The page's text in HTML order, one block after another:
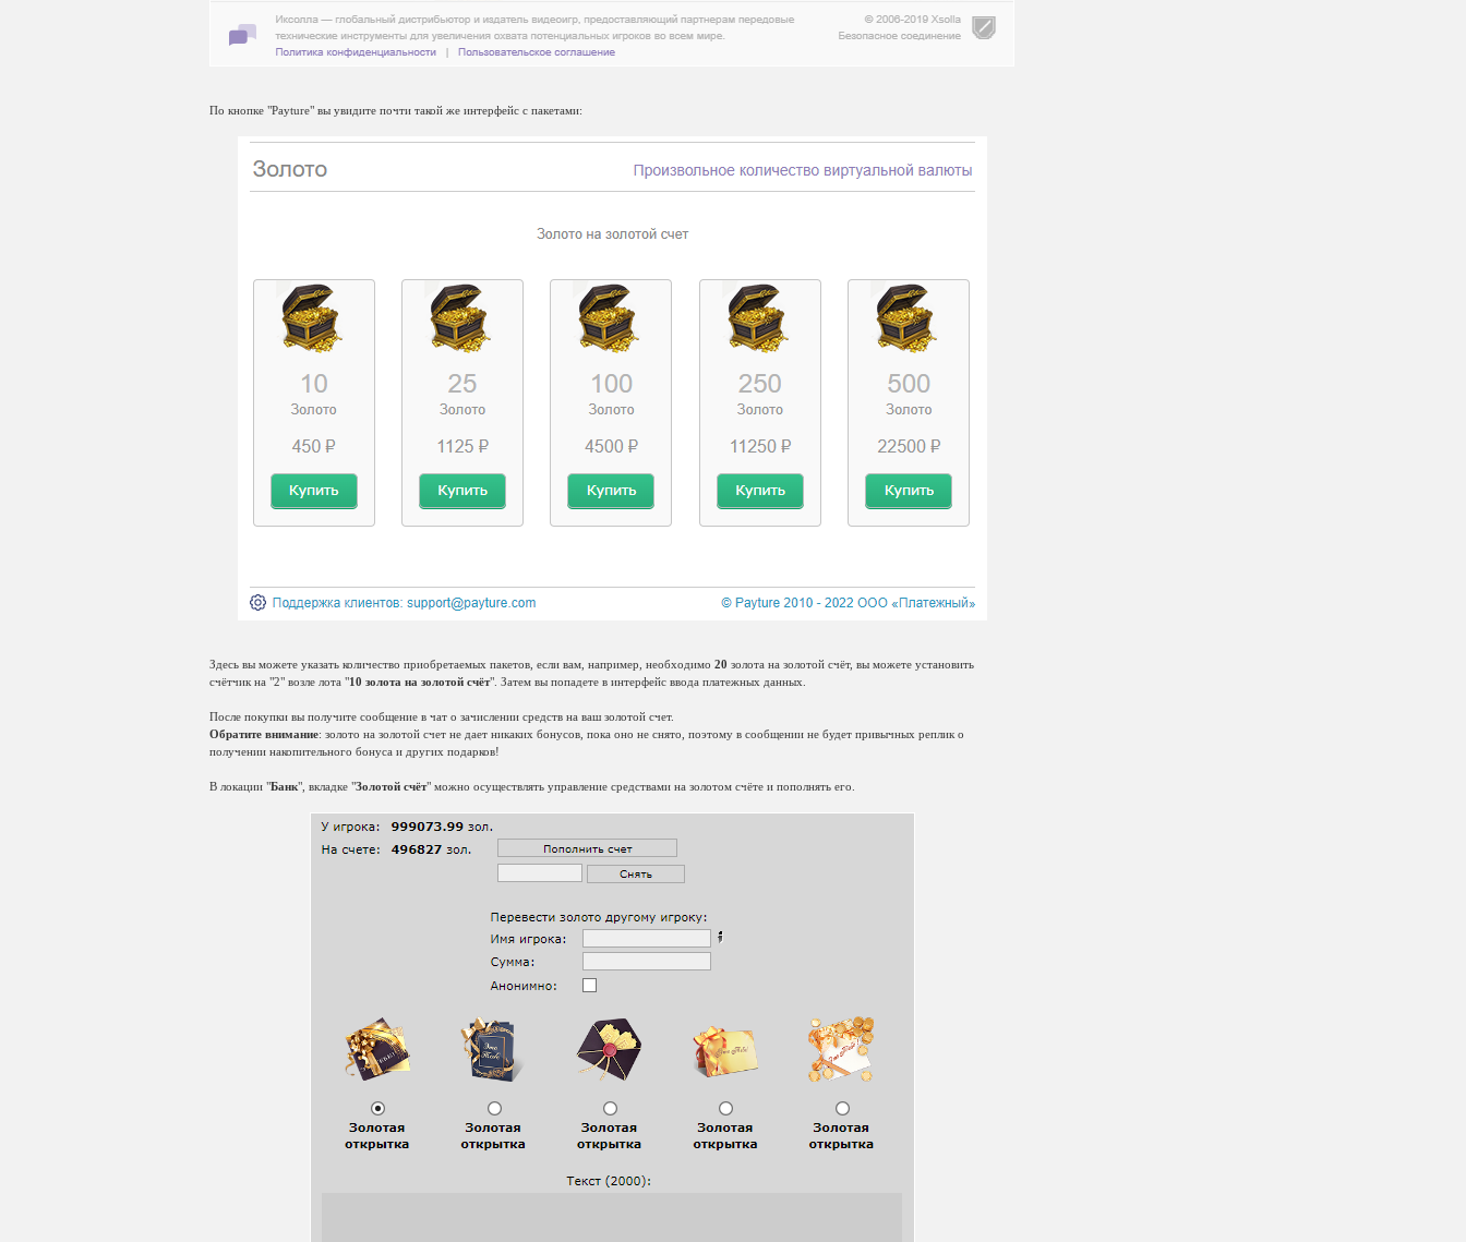
По кнопке "Payture" вы увидите почти такой же интерфейс с пакетами:
Здесь вы можете указать количество приобретаемых пакетов, если вам, например, необходимо 20 золота на золотой счёт, вы можете установить
счётчик на "2" возле лота "10 золота на золотой счёт". Затем вы попадете в интерфейс ввода платежных данных.
После покупки вы получите сообщение в чат о зачислении средств на ваш золотой счет.
Обратите внимание: золото на золотой счет не дает никаких бонусов, пока оно не снято, поэтому в сообщении не будет привычных реплик о
получении накопительного бонуса и других подарков!
В локации "Банк", вкладке "Золотой счёт" можно осуществлять управление средствами на золотом счёте и пополнять его.